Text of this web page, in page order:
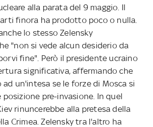
alla parata del 9 maggio. Il
finora ha prodotto poco o nulla.
lo stesso Zelensky
"non si vede alcun desiderio da
fine". Però il presidente ucraino
significativa, affermando che
un'intesa se le forze di Mosca si
pre-invasione. In quel
rinuncerebbe alla pretesa della
Crimea. Zelensky tra l'altro ha